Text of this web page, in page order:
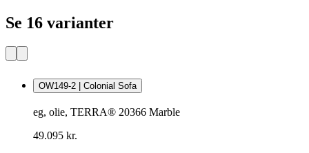
Se 16 varianter
OW149-2 | Colonial Sofa
eg, olie, TERRA® 20366 Marble
49.095 kr.